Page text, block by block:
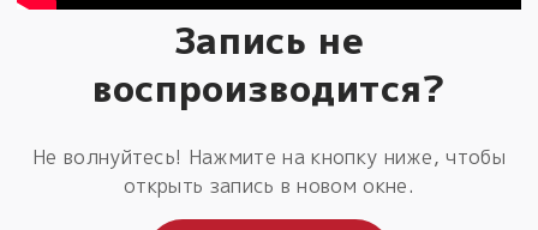
Запись не
воспроизводится?
Не волнуйтесь! Нажмите на кнопку ниже, чтобы
открыть запись в новом окне.